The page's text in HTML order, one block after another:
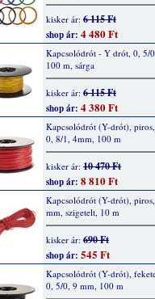
kisker ár: 6 115 Ft
shop ár: 4 480 Ft
Kapcsolódrót - Y drót, 0, 5/
100 m, sárga
kisker ár: 6 115 Ft
shop ár: 4 380 Ft
Kapcsolódrót (Y-drót),
0, 8/1, 4mm, 100 m
kisker ár: 10 470 Ft
shop ár: 8 810 Ft
Kapcsolódrót (Y-drót),
mm, szigetelt, 10 m
kisker ár: 690 Ft
shop ár: 545 Ft
Kapcsolódrót (Y-drót),
0, 5/0, 9 mm, 100 m